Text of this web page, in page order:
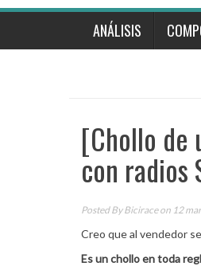
ANÁLISIS
[Chollo de
con radios
Posted ByBiciraceon 12
Creo que al vendedor
Es un chollo en toda